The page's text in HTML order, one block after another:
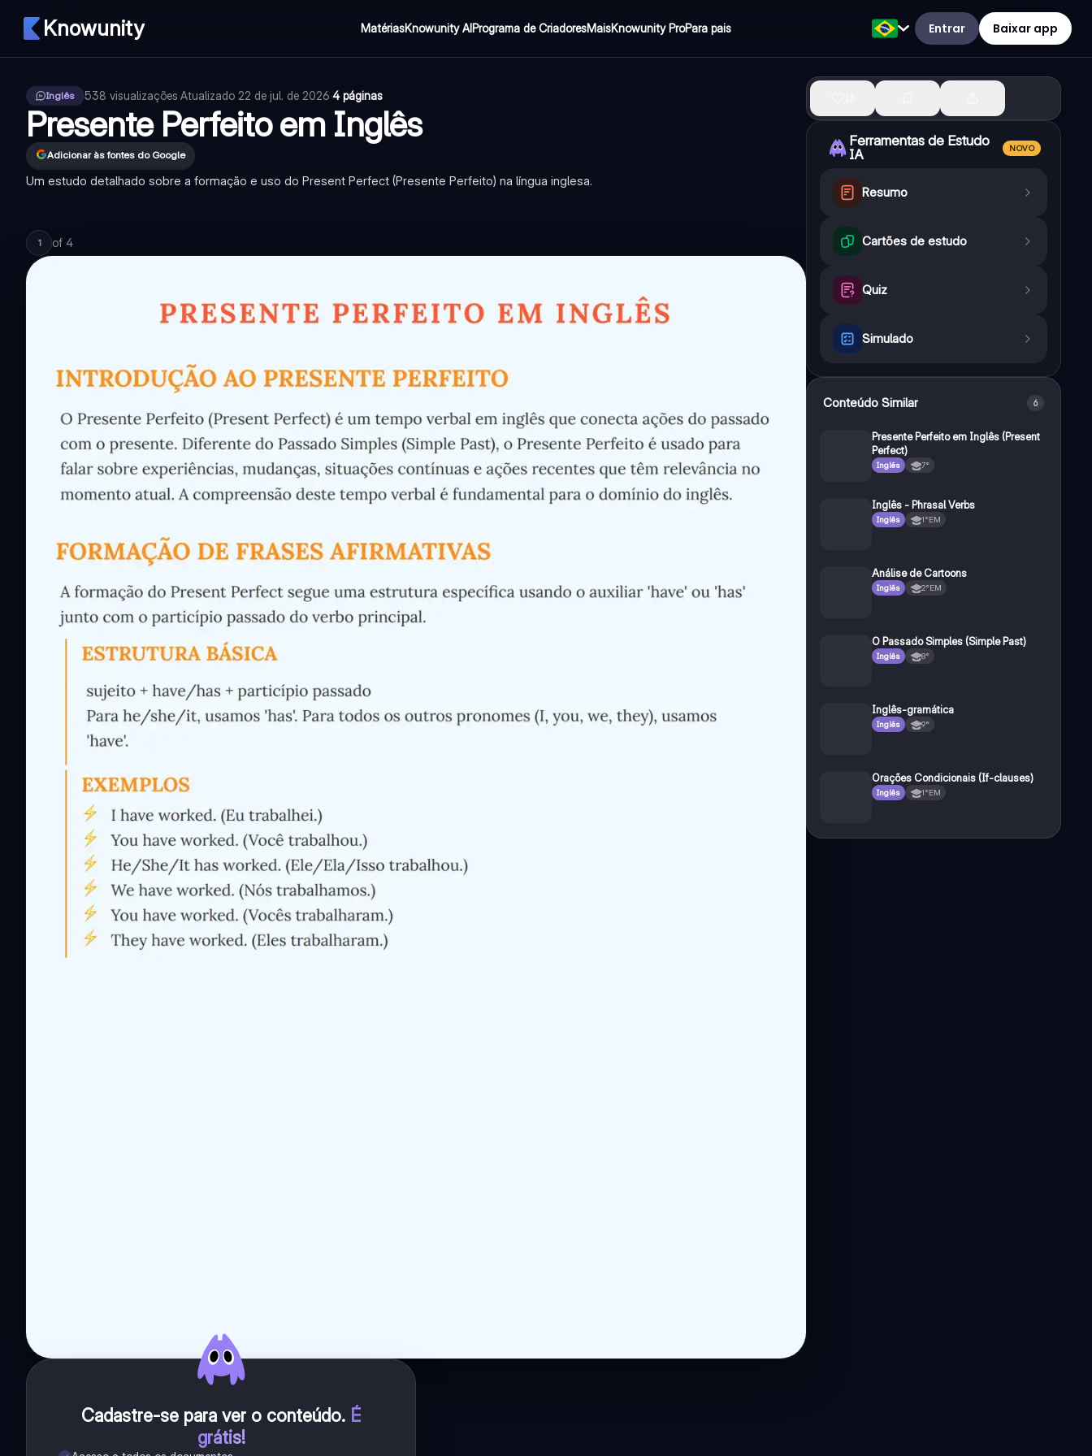
Knowunity MatériasKnowunity AIPrograma de CriadoresMaisKnowunity ProPara pais Entrar Baixar app
Inglês 538 visualizações·Atualizado 22 de jul. de 2026·4 páginas
Presente Perfeito em Inglês
Adicionar às fontes do Google
Um estudo detalhado sobre a formação e uso do Present Perfect (Presente Perfeito) na língua inglesa.
1 of 4
Cadastre-se para ver o conteúdo. É
grátis!
Ferramentas de Estudo
IA
NOVO
Resumo
Cartões de estudo
Quiz
Simulado
Conteúdo Similar 6
Presente Perfeito em Inglês (Present
Perfect)
Inglês 7°
Inglês - Phrasal Verbs
Inglês 1°EM
Análise de Cartoons
Inglês 2°EM
O Passado Simples (Simple Past)
Inglês 8°
Inglês-gramática
Inglês 9°
Orações Condicionais (If-clauses)
Inglês 1°EM